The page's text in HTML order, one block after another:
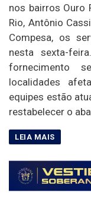
nos bairros Ouro
Rio, Antônio
Compesa, os
nesta sexta-
fornecimento
localidades
equipes estão
restabelecer o